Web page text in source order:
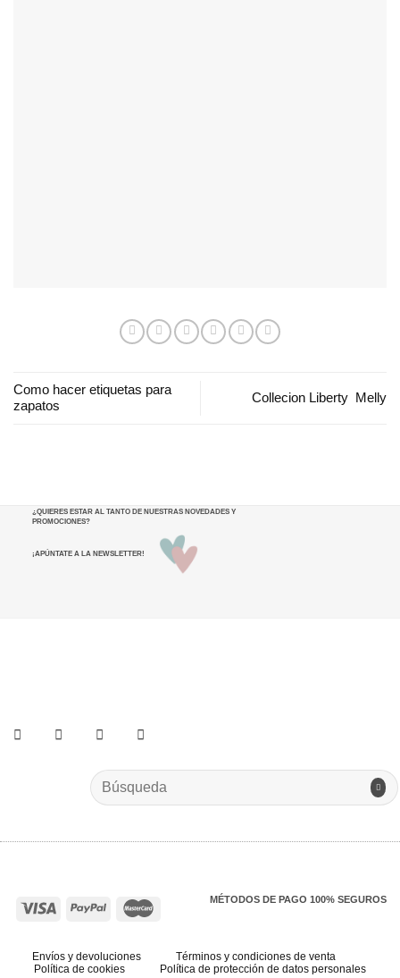
Como hacer etiquetas para
zapatos
Collecion Liberty Melly
¿QUIERES ESTAR AL TANTO DE NUESTRAS NOVEDADES Y
PROMOCIONES?
¡APÚNTATE A LA NEWSLETTER!
Search
for:
MÉTODOS DE PAGO 100% SEGUROS
Envíos y devoluciones
Términos y condiciones de venta
Política de cookies
Política de protección de datos personales